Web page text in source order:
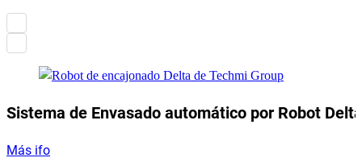
Sistema de Envasado automático por Robot Delta
Más ifo